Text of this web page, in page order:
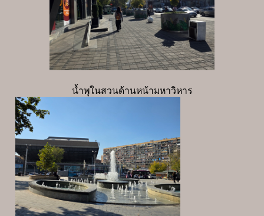
น้ำพุในสวนด้านหน้ามหาวิหาร